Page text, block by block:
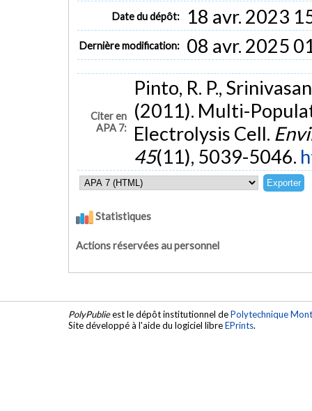
Date du dépôt: 18 avr. 2023
Dernière modification: 08 avr. 2025
Citer en
APA 7:
Pinto, R. P.,
(2011). Multi-
Electrolysis Cell.
45(11), 5039-5046.
Statistiques
Actions réservées au personnel
PolyPublieest le dépôt institutionnel dePolytechnique
Site développé à l'aide du logiciel libreEPrints.